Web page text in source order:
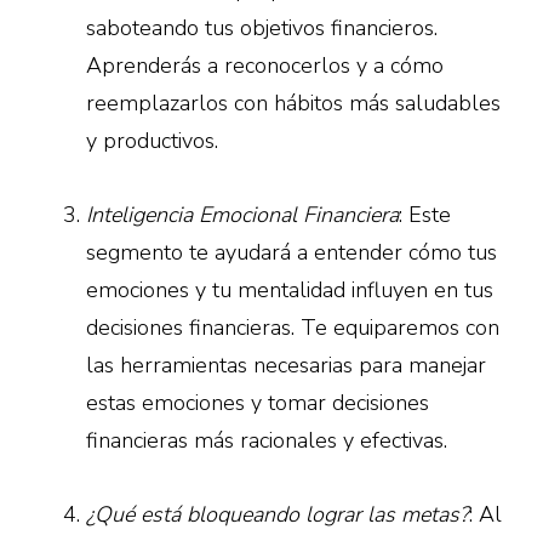
saboteando tus objetivos financieros.
Aprenderás a reconocerlos y a cómo
reemplazarlos con hábitos más saludables
y productivos.
Inteligencia Emocional Financiera: Este
segmento te ayudará a entender cómo tus
emociones y tu mentalidad influyen en tus
decisiones financieras. Te equiparemos con
las herramientas necesarias para manejar
estas emociones y tomar decisiones
financieras más racionales y efectivas.
¿Qué está bloqueando lograr las metas?: Al